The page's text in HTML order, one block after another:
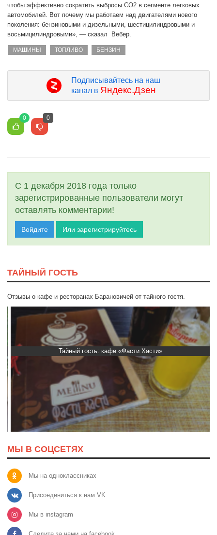
чтобы эффективно сократить выбросы CO2 в сегменте легковых
автомобилей. Вот почему мы работаем над двигателями нового
поколения: бензиновыми и дизельными, шестицилиндровыми и
восьмицилиндровыми», — сказал Вебер.
МАШИНЫ ТОПЛИВО БЕНЗИН
Подписывайтесь на наш
канал в Яндекс.Дзен
0 0
С 1 декабря 2018 года только
зарегистрированные пользователи могут
оставлять комментарии!
Войдите Или зарегистрируйтесь
ТАЙНЫЙ ГОСТЬ
Отзывы о кафе и ресторанах Барановичей от тайного гостя.
Тайный гость: кафе «Фасти Хасти»
МЫ В СОЦСЕТЯХ
Мы на одноклассниках
Присоедениться к нам VK
Мы в instagram